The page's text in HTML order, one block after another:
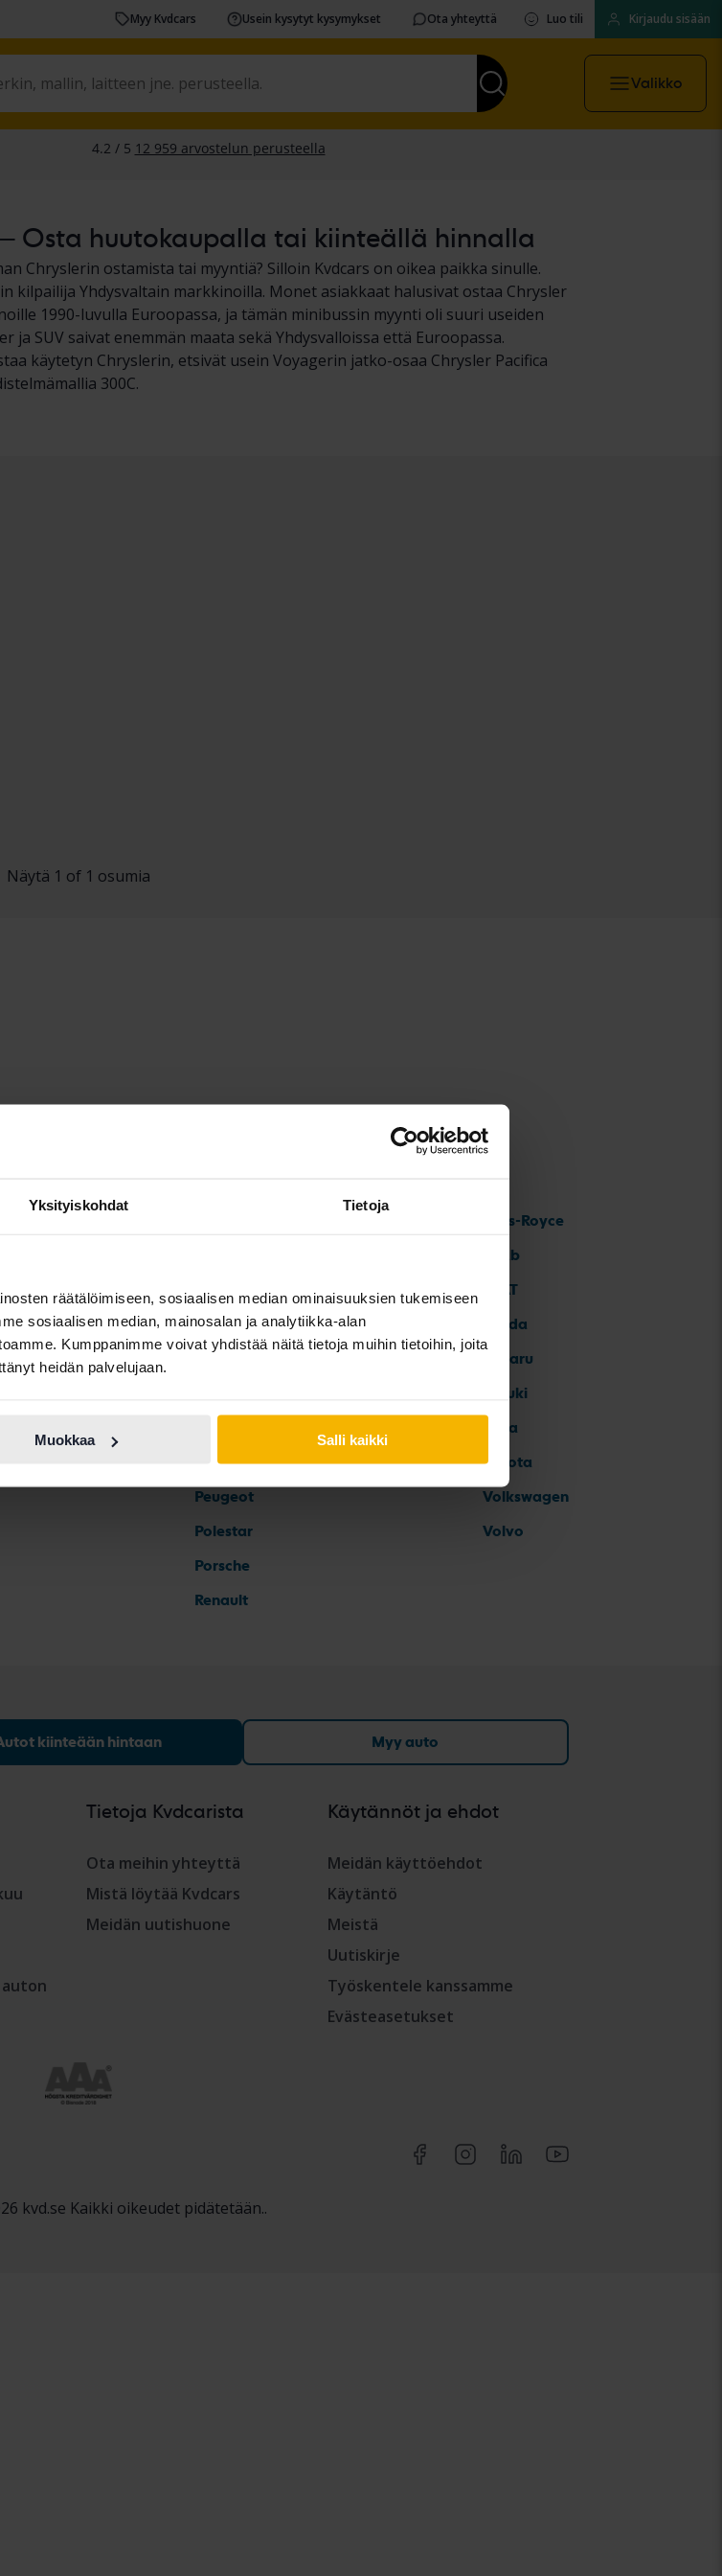
Yksityiskohdat Tietoja
räätälöimiseen, sosiaalisen median ominaisuuksien tukemiseen
sosiaalisen median, mainosalan ja analytiikka-alan
Kumppanimme voivat yhdistää näitä tietoja muihin tietoihin, joita
heidän palvelujaan.
Muokkaa Salli kaikki
Myy Kvdcars Usein kysytyt kysymykset Ota yhteyttä Luo tili Kirjaudu sisään
Valikko
Osta huutokaupalla tai kiinteällä hinnalla
Chryslerin ostamista tai myyntiä? Silloin Kvdcars on oikea paikka sinulle.
kilpailija Yhdysvaltain markkinoilla. Monet asiakkaat halusivat ostaa Chrysler
1990-luvulla Euroopassa, ja tämän minibussin myynti oli suuri useiden
ja SUV saivat enemmän maata sekä Yhdysvalloissa että Euroopassa.
käytetyn Chryslerin, etsivät usein Voyagerin jatko-osaa Chrysler Pacifica
300C.
Näytä 1 of 1 osumia
Mercedes
MG
MINI
Opel
Peugeot
Polestar
Porsche
Renault
Rolls-Royce
Saab
SEAT
Skoda
Subaru
Suzuki
Tesla
Toyota
Volkswagen
Volvo
kiinteään hintaan Myy auto
auton
Tietoja Kvdcarista
Ota meihin yhteyttä
Mistä löytää Kvdcars
Meidän uutishuone
Käytännöt ja ehdot
Meidän käyttöehdot
Käytäntö
Meistä
Uutiskirje
Työskentele kanssamme
Evästeasetukset
kvd.se Kaikki oikeudet pidätetään..